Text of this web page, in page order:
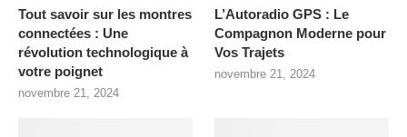
Tout savoir sur les montres
connectées : Une
révolution technologique à
votre poignet
novembre 21, 2024
L’Autoradio GPS : Le
Compagnon Moderne pour
Vos Trajets
novembre 21, 2024